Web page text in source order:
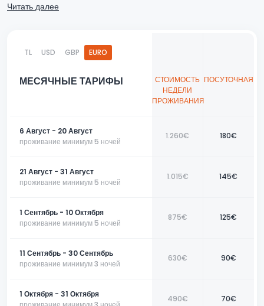
удобным доступом к пляжу. Днём вы можете наслаждаться
предлагают попробовать местные блюда и провести незабываемые
вечера.
Если вы ищете спокойный отдых на лоне природы, эти апартаменты
станут для вас идеальным выбором. Забронируйте ваш отдых в
Sunset Beach Club прямо сейчас и проведите незабываемое время
📞 Свяжитесь с нами сегодня, чтобы забронировать ваш идеальный
отдых у нас!
Читать далее
TL USD GBP EURO
МЕСЯЧНЫЕ ТАРИФЫ
СТОИМОСТЬ
НЕДЕЛИ
ПРОЖИВАНИЯ
ПОСУТОЧНАЯ
6 Август - 20 Август
проживание минимум 5 ночей
1.260€ 180€
21 Август - 31 Август
проживание минимум 5 ночей
1.015€ 145€
1 Сентябрь - 10 Октября
проживание минимум 5 ночей
875€ 125€
11 Сентябрь - 30 Сентябрь
проживание минимум 3 ночей
630€ 90€
1 Октября - 31 Октября
490€ 70€